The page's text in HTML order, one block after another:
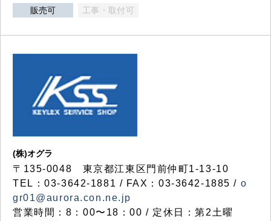
販売可 工事・取付可
(株)オグラ
〒135-0048 東京都江東区門前仲町1-13-10
TEL：03-3642-1881 / FAX：03-3642-1885 / o
gr01@aurora.con.ne.jp
営業時間：8：00〜18：00 / 定休日：第2土曜